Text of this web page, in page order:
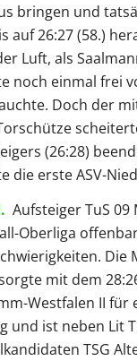
bringen und
auf 26:27 (58.)
Luft, als
noch einmal frei
Doch der
(26:28)
die erste ASV-
Aufsteiger TuS
Oberliga
Die
mit dem
Westfalen II für
und ist neben Lit
TSG